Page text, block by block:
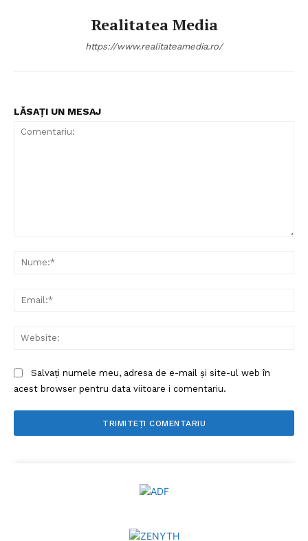
Realitatea Media
https://www.realitateamedia.ro/
LĂSAȚI UN MESAJ
Salvați numele meu, adresa de e-mail și site-ul web în
acest browser pentru data viitoare i comentariu.